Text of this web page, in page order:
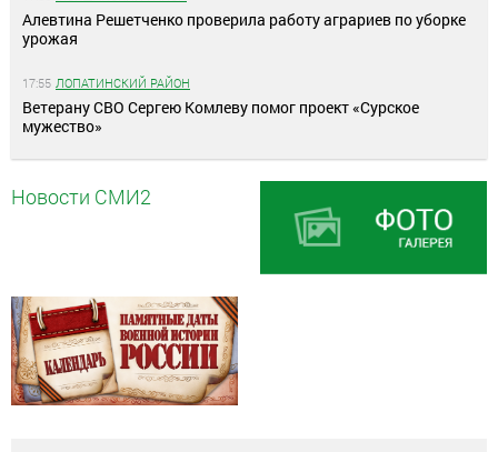
Алевтина Решетченко проверила работу аграриев по уборке
урожая
17:55 ЛОПАТИНСКИЙ РАЙОН
Ветерану СВО Сергею Комлеву помог проект «Сурское
мужество»
Новости СМИ2